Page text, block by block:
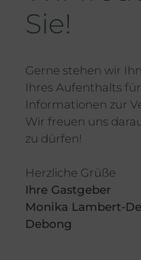
Sie!
Gerne stehen wir
Ihres Aufenthalts
Informationen zur
Wir freuen uns
zu dürfen!
Herzliche Grüße
Ihre Gastgeber
Monika Lambert-
Debong